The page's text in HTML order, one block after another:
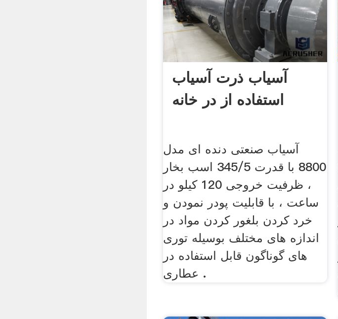
آسیاب ذرت آسیاب
استفاده از در خانه
آسیاب صنعتی دنده ای مدل
8800 با قدرت 345/5 اسب بخار
، ظرفیت خروجی 120 کیلو در
ساعت ، با قابلیت پودر نمودن و
خرد کردن بلغور کردن مواد در
اندازه های مختلف بوسیله توری
های گوناگون قابل استفاده در
عطاری .